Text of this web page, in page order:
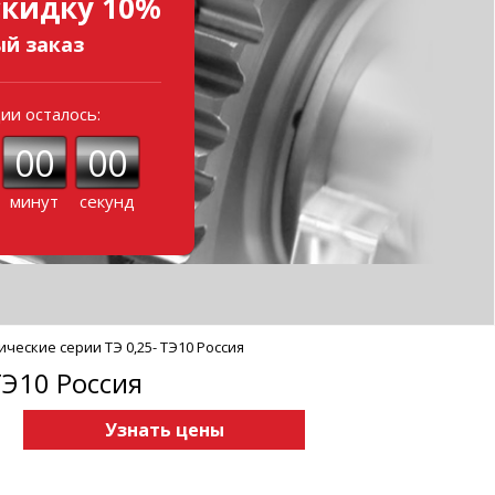
заказ
осталось:
00
минут
00
секунд
серии ТЭ 0,25- ТЭ10 Россия
Россия
Узнать цены